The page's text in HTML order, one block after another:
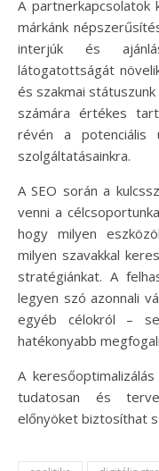
A partnerkapcsolatok
márkánk
interjúk és
látogatottságát
és szakmai
számára értékes
révén a potenciális
szolgáltatásainkra.
A SEO során a
venni a
hogy milyen
milyen szavakkal
stratégiánkat. A
legyen szó azonnali
egyéb célokról –
hatékonyabb
A
tudatosan és
előnyöket biztosíthat